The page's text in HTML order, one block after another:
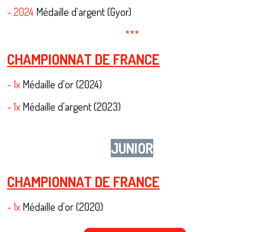
- 2024 Médaille d'argent (Gyor)
***
CHAMPIONNAT DE FRANCE
- 1x Médaille d'or (2024)
- 1x Médaille d'argent (2023)
JUNIOR
CHAMPIONNAT DE FRANCE
- 1x Médaille d'or (2020)